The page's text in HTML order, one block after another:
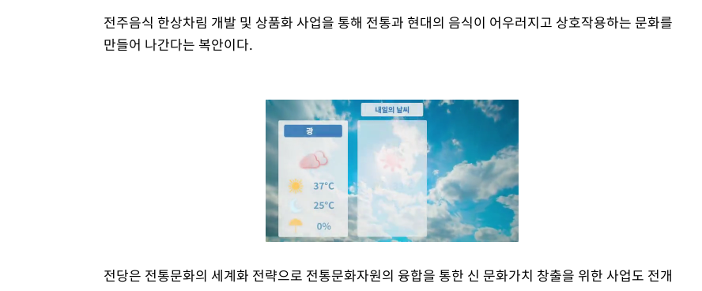
전주음식 한상차림 개발 및 상품화 사업을 통해 전통과 현대의 음식이 어우러지고 상호작용하는 문화를
만들어 나간다는 복안이다.
전당은 전통문화의 세계화 전략으로 전통문화자원의 융합을 통한 신 문화가치 창출을 위한 사업도 전개